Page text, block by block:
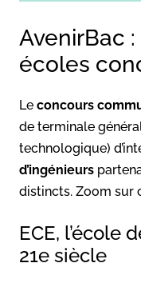
AvenirBac
écoles
Le concours
de terminale
technologique)
d’ingénieurs
distincts. Zoom sur
ECE, l’école
21e siècle